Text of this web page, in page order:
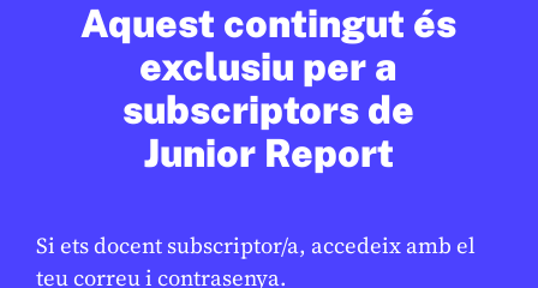
Aquest contingut és
exclusiu per a
subscriptors de
Junior Report
Si ets docent subscriptor/a, accedeix amb el
teu correu i contrasenya.
SOCIETAT